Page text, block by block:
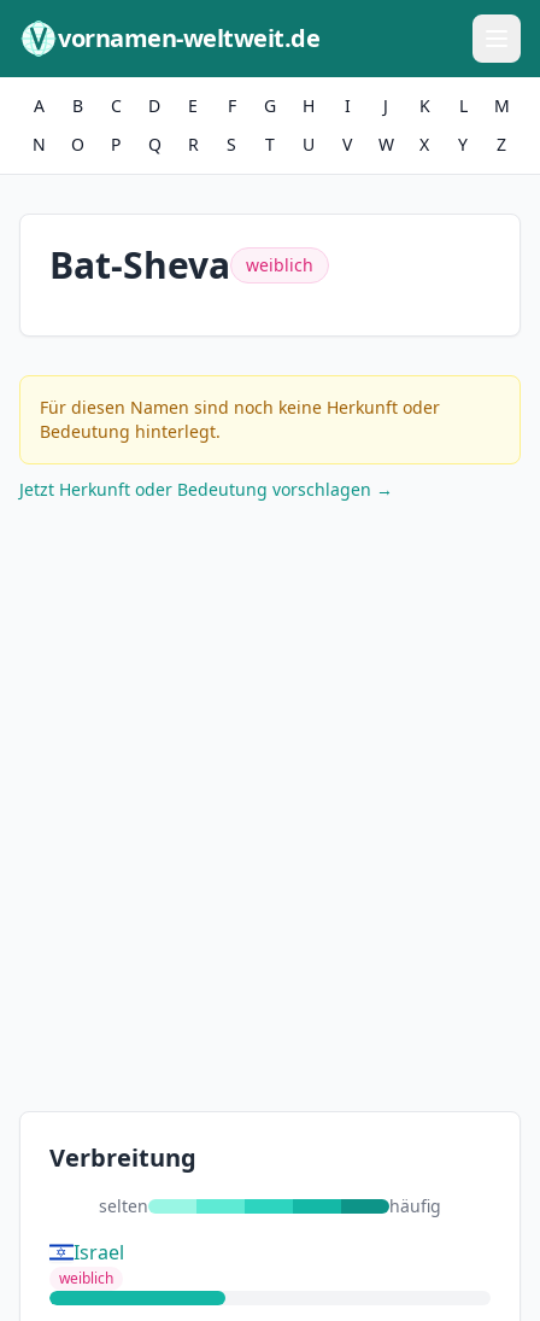
vornamen-weltweit.de
A B C D E F G H I J K L
M
N
O P Q R S T U V W X Y Z
Bat-Sheva weiblich
Für diesen Namen sind noch keine Herkunft oder
Bedeutung hinterlegt.
Jetzt Herkunft oder Bedeutung vorschlagen →
Verbreitung
selten häufig
Israel
weiblich